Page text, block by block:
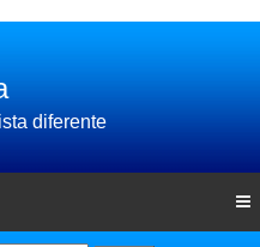
diferente